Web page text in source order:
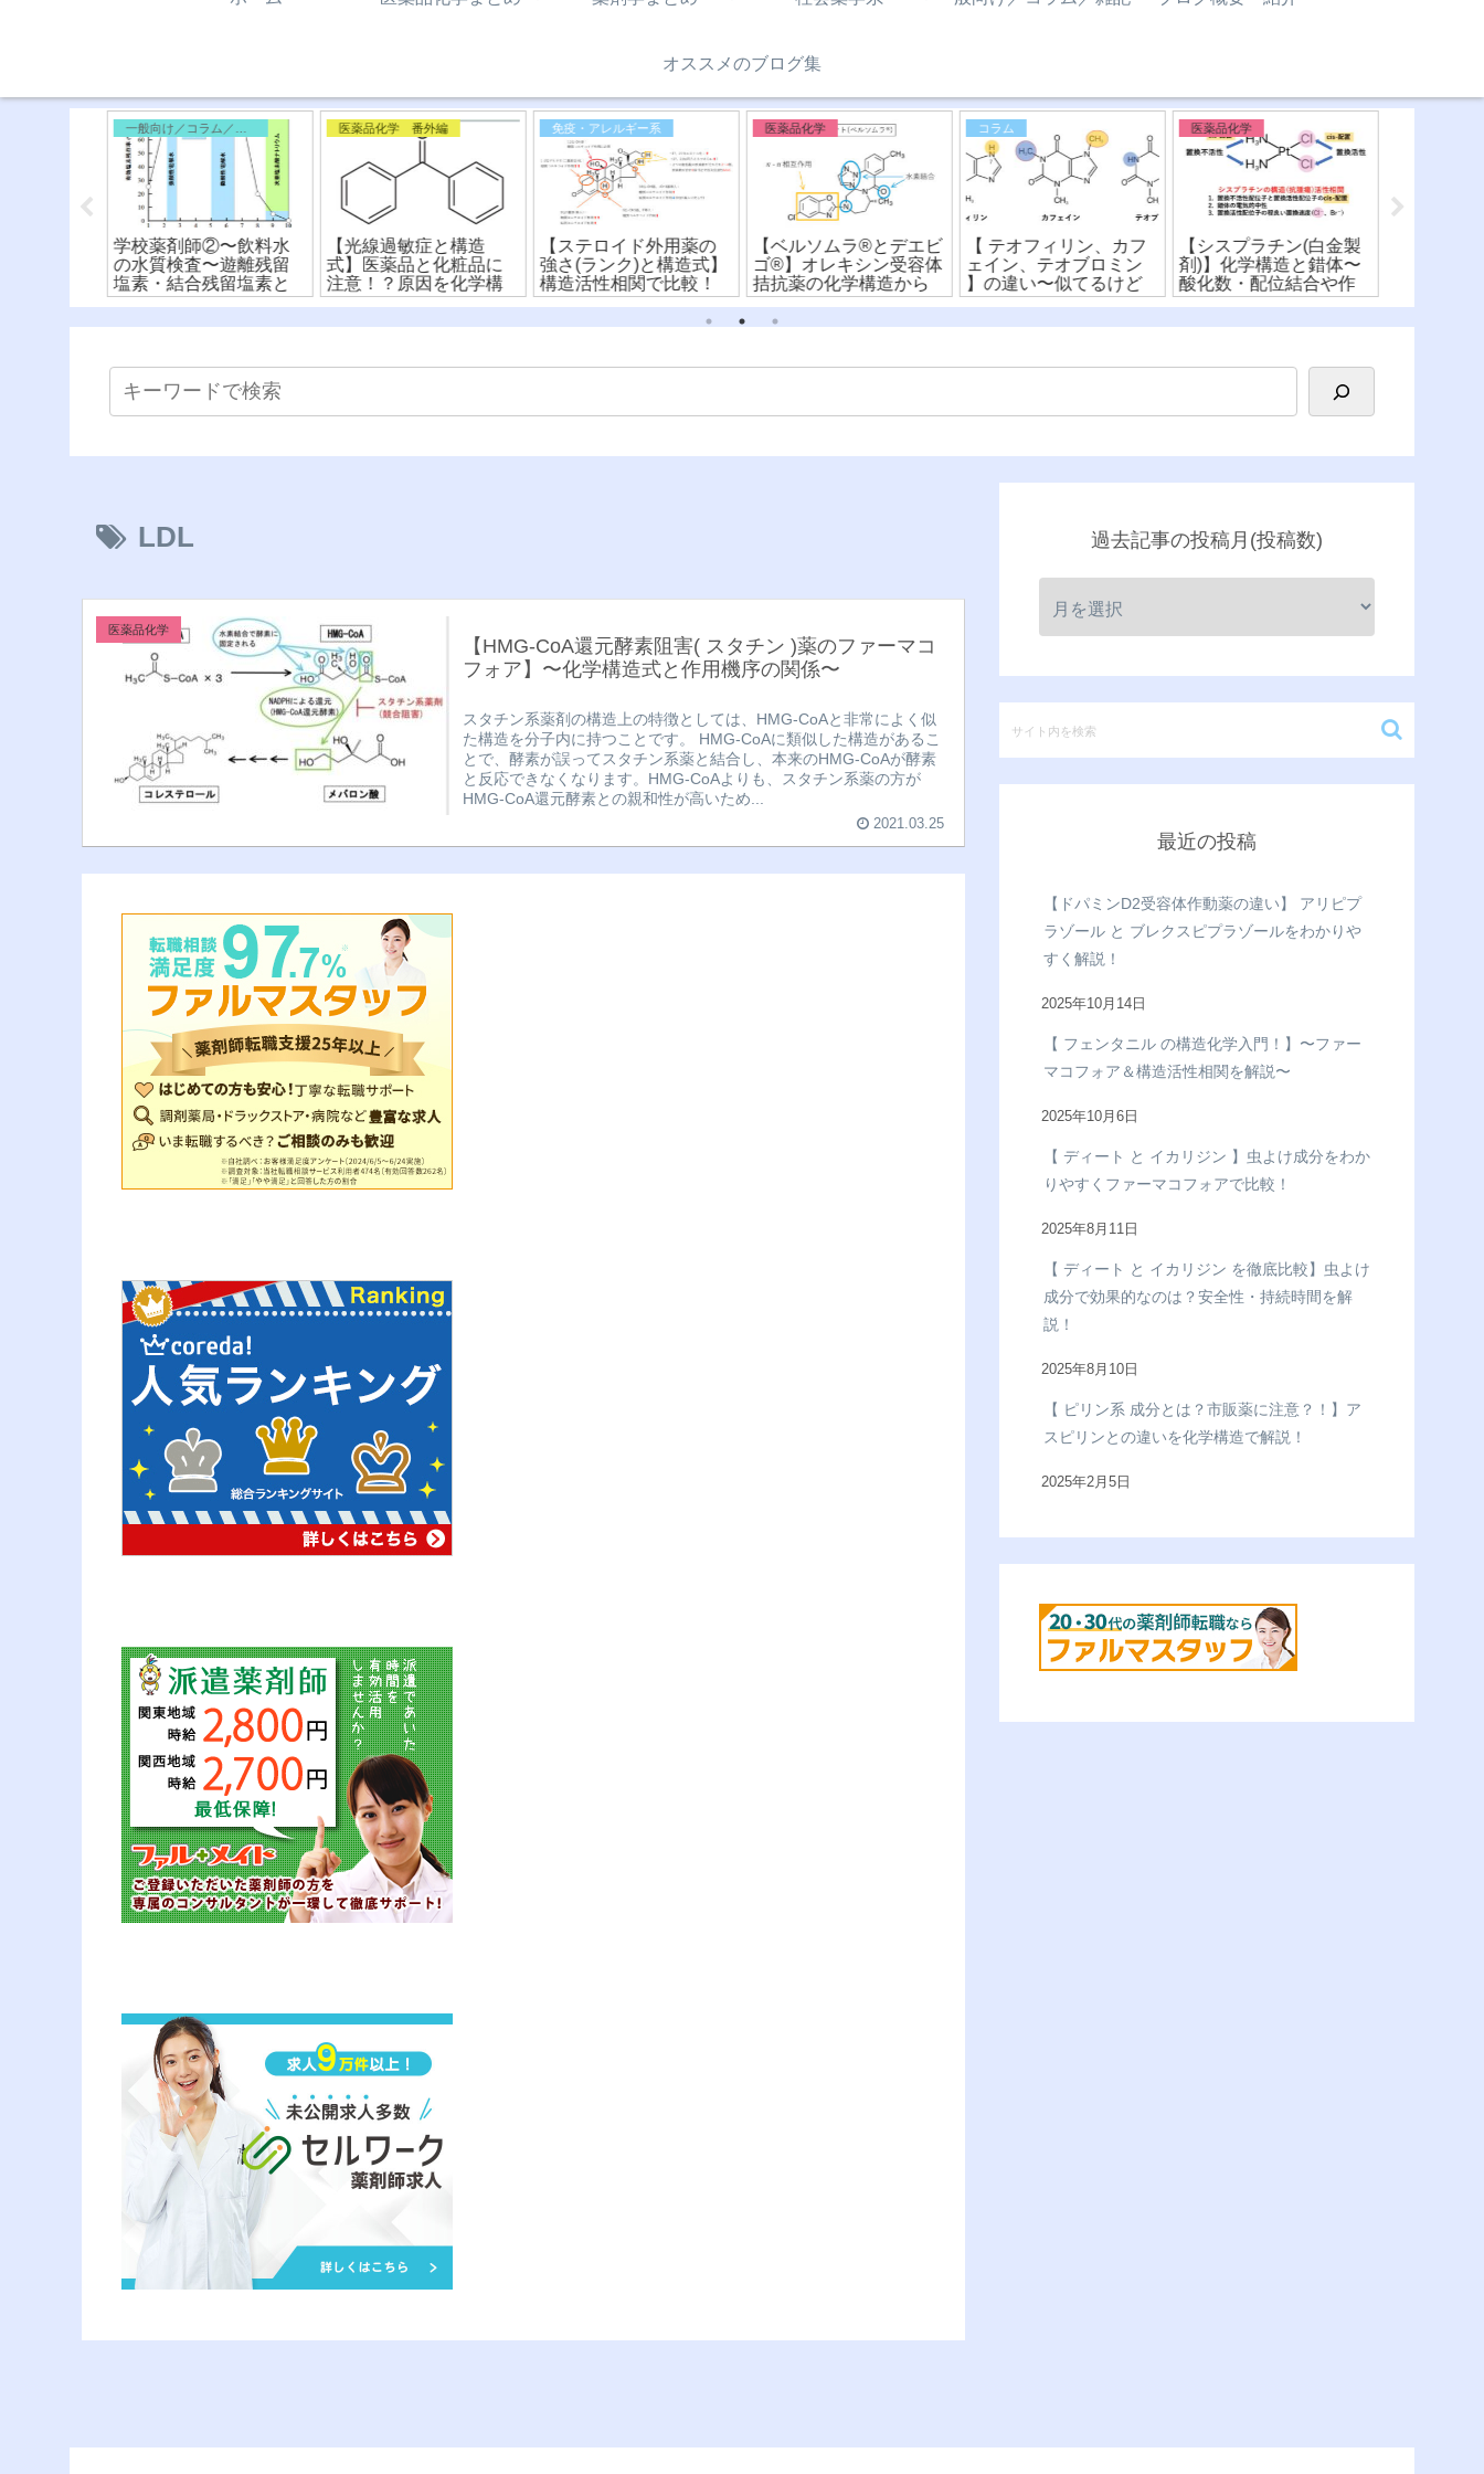
オススメのブログ集
学校薬剤師②〜飲料水
の水質検査〜遊離残留
塩素・結合残留塩素と
消費量・要求量
医薬品化学 番外編
【光線過敏症と構造
式】医薬品と化粧品に
注意！？原因を化学構
造式から解説！
免疫・アレルギー系
【ステロイド外用薬の
強さ(ランク)と構造式】
構造活性相関で比較！
医薬品化学
【ベルソムラ®︎とデエビ
ゴ®︎】オレキシン受容体
拮抗薬の化学構造から
違いを比較！
コラム
【 テオフィリン、カフ
ェイン、テオブロミン
】の違い〜似てるけど
違う？！化学構造式の
医薬品化学
【シスプラチン(白金製
剤)】化学構造と錯体〜
酸化数・配位結合や作
用機序を詳しく解
LDL
医薬品化学
【HMG-CoA還元酵素阻害( スタチン )薬のファーマコ
フォア】〜化学構造式と作用機序の関係〜
スタチン系薬剤の構造上の特徴としては、HMG-CoAと非常によく似
た構造を分子内に持つことです。 HMG-CoAに類似した構造があるこ
とで、酵素が誤ってスタチン系薬と結合し、本来のHMG-CoAが酵素
と反応できなくなります。HMG-CoAよりも、スタチン系薬の方が
HMG-CoA還元酵素との親和性が高いため...
2021.03.25
過去記事の投稿月(投稿数)
最近の投稿
【ドパミンD2受容体作動薬の違い】 アリピプ
ラゾール と ブレクスピプラゾールをわかりや
すく解説！
2025年10月14日
【 フェンタニル の構造化学入門！】〜ファー
マコフォア＆構造活性相関を解説〜
2025年10月6日
【 ディート と イカリジン 】虫よけ成分をわか
りやすくファーマコフォアで比較！
2025年8月11日
【 ディート と イカリジン を徹底比較】虫よけ
成分で効果的なのは？安全性・持続時間を解
説！
2025年8月10日
【 ピリン系 成分とは？市販薬に注意？！】ア
スピリンとの違いを化学構造で解説！
2025年2月5日